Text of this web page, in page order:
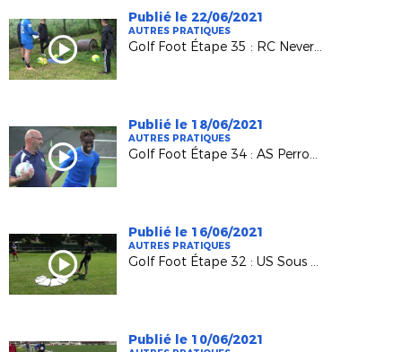
Publié le 22/06/2021
AUTRES PRATIQUES
Golf Foot Étape 35 : RC Nevers Challuy Sermoise
Publié le 18/06/2021
AUTRES PRATIQUES
Golf Foot Étape 34 : AS Perrouse
Publié le 16/06/2021
AUTRES PRATIQUES
Golf Foot Étape 32 : US Sous Roches
Publié le 10/06/2021